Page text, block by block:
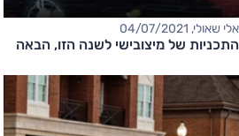
אלי שאולי, 04/07/2021
התכניות של מיצובישי לשנה הזו, הבאה